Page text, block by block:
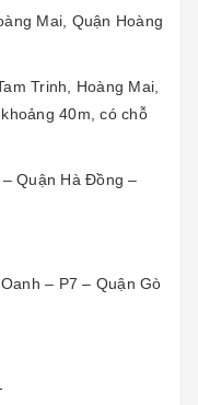
Mai, Quận Hoàng
Trinh, Hoàng Mai,
40m, có chỗ
Quận Hà Đồng –
– P7 – Quận Gò